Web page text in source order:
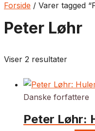
Forside / Varer tagged
Peter Løhr
Viser 2 resultater
Danske forfattere
Peter Løhr: